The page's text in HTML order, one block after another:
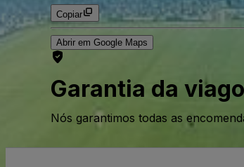
Copiar
Abrir em Google Maps
Garantia da
Nós garantimos todas as